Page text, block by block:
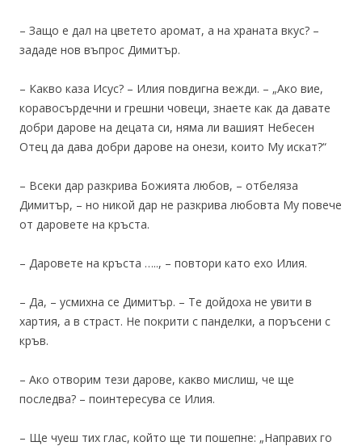
– Защо е дал на цветето аромат, а на храната вкус? –
зададе нов въпрос Димитър.
– Какво каза Исус? – Илия повдигна вежди. – „Ако вие,
коравосърдечни и грешни човеци, знаете как да давате
добри дарове на децата си, няма ли вашият Небесен
Отец да дава добри дарове на онези, които Му искат?“
– Всеки дар разкрива Божията любов, – отбеляза
Димитър, – но никой дар не разкрива любовта Му повече
от даровете на кръста.
– Даровете на кръста ….., – повтори като ехо Илия.
– Да, – усмихна се Димитър. – Те дойдоха не увити в
хартия, а в страст. Не покрити с панделки, а поръсени с
кръв.
– Ако отворим тези дарове, какво мислиш, че ще
последва? – поинтересува се Илия.
– Ще чуеш тих глас, който ще ти пошепне: „Направих го